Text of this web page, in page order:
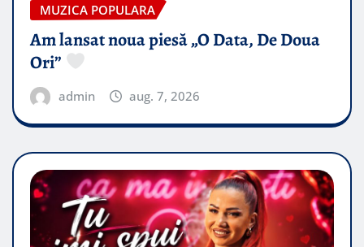
MUZICA POPULARA
Am lansat noua piesă „O Data, De Doua
Ori”
admin aug. 7, 2026